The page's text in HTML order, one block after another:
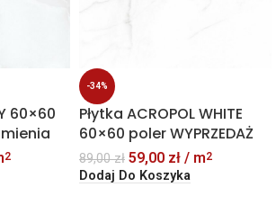
60×60
2
-34%
Płytka ACROPOL WHITE
60×60 poler WYPRZEDAŻ
89,00zł 59,00 zł / m2
Dodaj Do Koszyka